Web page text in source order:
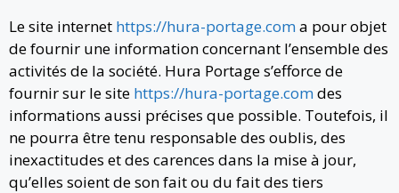
Le site internet https://hura-portage.coma pour objet
de fournir une information concernant l’ensemble des
activités de la société. Hura Portage s’efforce de
fournir sur le site https://hura-portage.comdes
informations aussi précises que possible. Toutefois, il
ne pourra être tenu responsable des oublis, des
inexactitudes et des carences dans la mise à jour,
qu’elles soient de son fait ou du fait des tiers